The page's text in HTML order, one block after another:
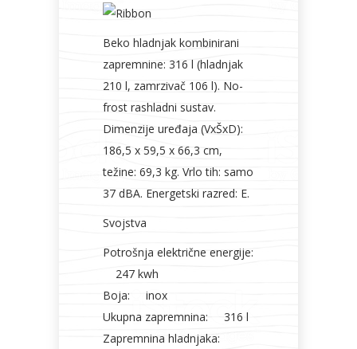
Beko hladnjak kombinirani
zapremnine: 316 l (hladnjak
210 l, zamrzivač 106 l). No-
frost rashladni sustav.
Dimenzije uređaja (VxŠxD):
186,5 x 59,5 x 66,3 cm,
težine: 69,3 kg. Vrlo tih: samo
37 dBA. Energetski razred: E.
Svojstva
Potrošnja električne energije:
247 kwh
Boja: inox
Ukupna zapremnina: 316 l
Zapremnina hladnjaka: